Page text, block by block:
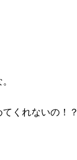
くれないの！？